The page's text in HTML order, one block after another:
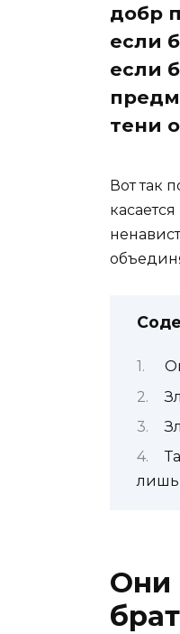
добр
если
если
тени
Вот так
лишь
Они